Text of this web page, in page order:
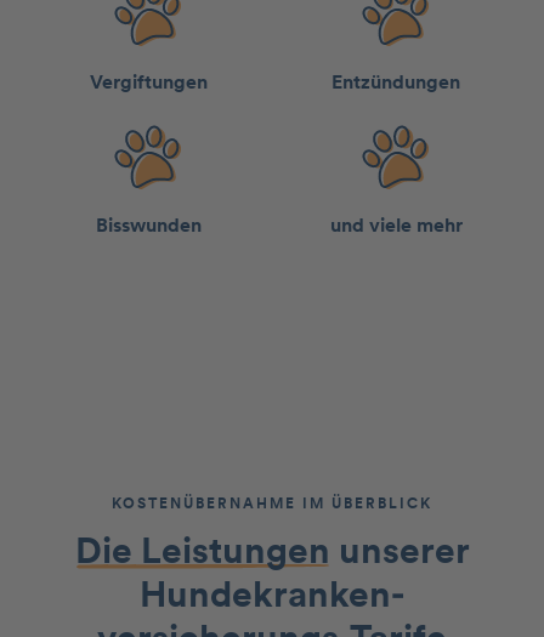
Vergiftungen Entzündungen
Bisswun­den und viele mehr
KOSTENÜBERNAHME IM ÜBERBLICK
Die Leistungen unserer
Hundekranken­